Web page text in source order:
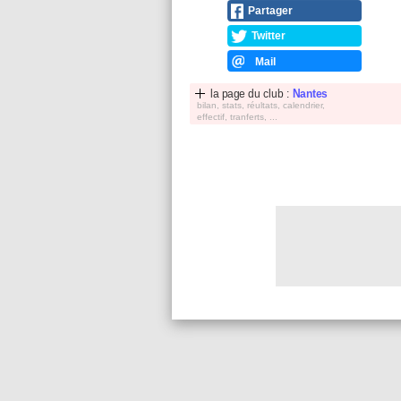
Partager
Twitter
Mail
la page du club : Nantes
bilan, stats, réultats, calendrier,
effectif, tranferts, ...